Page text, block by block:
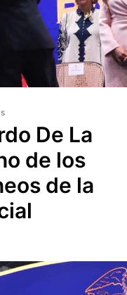
De La
de los
de la